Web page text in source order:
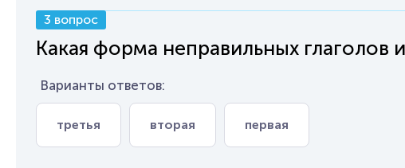
3 вопрос
Какая форма неправильных глаголов
Варианты ответов:
третья вторая первая